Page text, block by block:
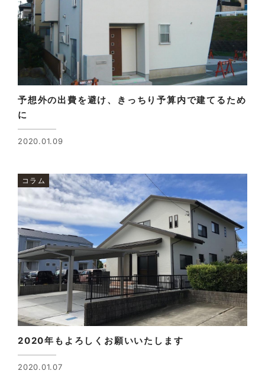
予想外の出費を避け、きっちり予算内で建てるため
に
2020.01.09
コラム
2020年もよろしくお願いいたします
2020.01.07